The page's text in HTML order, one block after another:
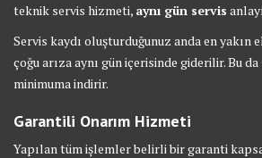
teknik servis hizmeti, aynı gün servis
Servis kaydı oluşturduğunuz anda en yakın
çoğu arıza aynı gün içerisinde giderilir. Bu da
minimuma indirir.
Garantili Onarım Hizmeti
Yapılan tüm işlemler belirli bir garanti